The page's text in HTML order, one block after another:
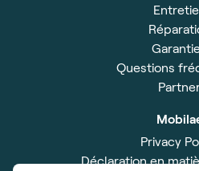
Questions
Privacy
Déclaration en